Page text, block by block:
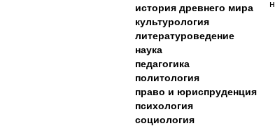
история древнего мира
культурология
литературоведение
наука
педагогика
политология
право и юриспруденция
психология
социология